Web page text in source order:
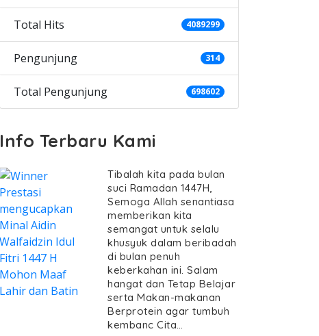
Total Hits 4089299
Pengunjung 314
Total Pengunjung 698602
Info Terbaru Kami
Tibalah kita pada bulan
suci Ramadan 1447H,
Semoga Allah senantiasa
memberikan kita
semangat untuk selalu
khusyuk dalam beribadah
di bulan penuh
keberkahan ini. Salam
hangat dan Tetap Belajar
serta Makan-makanan
Berprotein agar tumbuh
kembanc Cita…